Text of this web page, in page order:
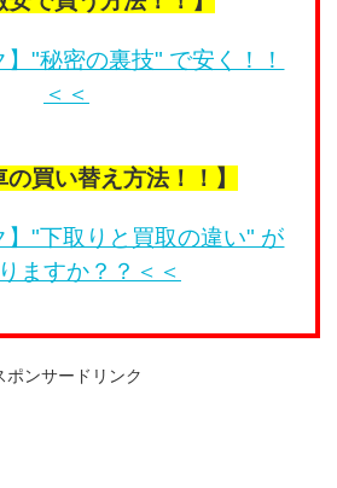
】"秘密の裏技" で安く！！
＜＜
の買い替え方法！！】
】"下取りと買取の違い" が
ますか？？＜＜
ポンサードリンク